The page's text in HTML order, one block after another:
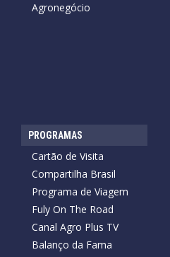
Agronegócio
PROGRAMAS
Cartão de Visita
Compartilha Brasil
Programa de Viagem
Fuly On The Road
Canal Agro Plus TV
Balanço da Fama